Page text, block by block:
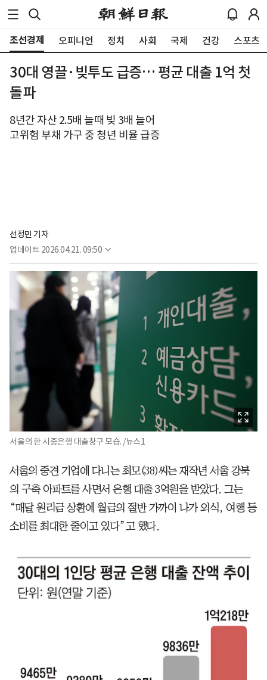
조선경제 오피니언 정치 사회 국제 건강 스포츠
30대 영끌·빚투도 급증… 평균 대출 1억 첫
돌파
8년간 자산 2.5배 늘때 빚 3배 늘어
고위험 부채 가구 중 청년 비율 급증
선정민 기자
업데이트 2026.04.21. 09:50
서울의 한 시중은행 대출창구 모습. /뉴스1
서울의 중견 기업에 다니는 최모(38)씨는 재작년 서울 강북
의 구축 아파트를 사면서 은행 대출 3억원을 받았다. 그는
“매달 원리금 상환에 월급의 절반 가까이 나가 외식, 여행 등
소비를 최대한 줄이고 있다”고 했다.